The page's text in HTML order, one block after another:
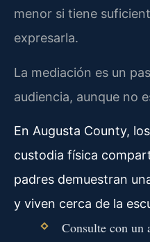
menor si tiene
expresarla.
La mediación es un
audiencia, aunque no
En Augusta County,
custodia física
padres demuestran
y viven cerca de la
Consulte con un